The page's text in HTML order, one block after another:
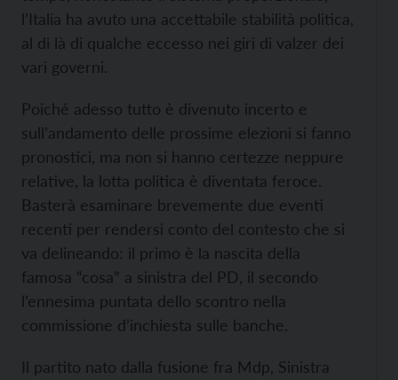
l’Italia ha avuto una accettabile stabilità politica,
al di là di qualche eccesso nei giri di valzer dei
vari governi.
Poiché adesso tutto è divenuto incerto e
sull’andamento delle prossime elezioni si fanno
pronostici, ma non si hanno certezze neppure
relative, la lotta politica è diventata feroce.
Basterà esaminare brevemente due eventi
recenti per rendersi conto del contesto che si
va delineando: il primo è la nascita della
famosa “cosa” a sinistra del PD, il secondo
l’ennesima puntata dello scontro nella
commissione d’inchiesta sulle banche.
Il partito nato dalla fusione fra Mdp, Sinistra